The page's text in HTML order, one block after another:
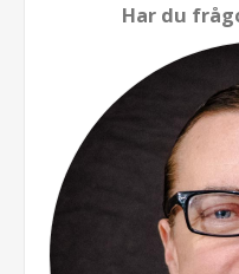
Har du